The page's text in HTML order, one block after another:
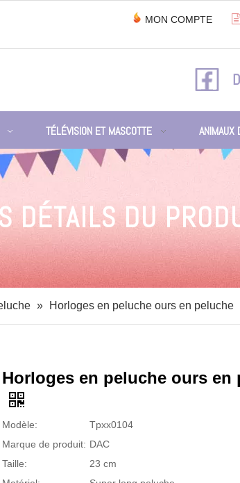
MON COMPTE
TÉLÉVISION ET MASCOTTE ANIMAUX
DÉTAILS DU
» Horloges en peluche ours en peluche
Horloges en peluche ours en
Modèle:
Tpxx0104
Marque de produit: DAC
Taille:
23 cm